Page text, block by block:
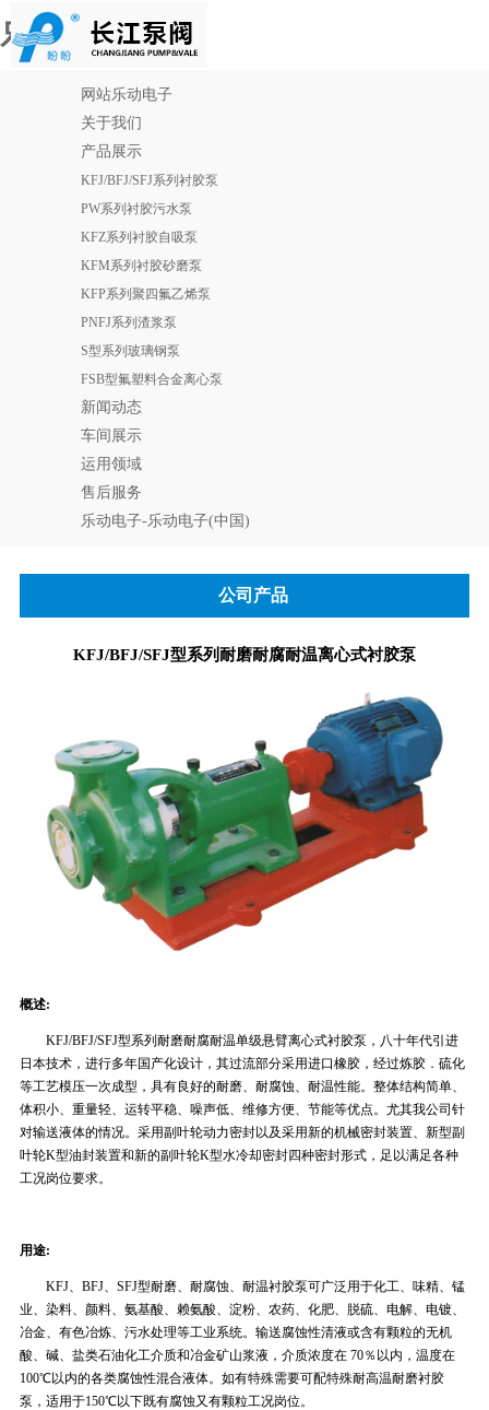
乐动电子
网站乐动电子
关于我们
产品展示
KFJ/BFJ/SFJ系列衬胶泵
PW系列衬胶污水泵
KFZ系列衬胶自吸泵
KFM系列衬胶砂磨泵
KFP系列聚四氟乙烯泵
PNFJ系列渣浆泵
S型系列玻璃钢泵
FSB型氟塑料合金离心泵
新闻动态
车间展示
运用领域
售后服务
乐动电子-乐动电子(中国)
公司产品
KFJ/BFJ/SFJ型系列耐磨耐腐耐温离心式衬胶泵
概述:
KFJ/BFJ/SFJ型系列耐磨耐腐耐温单级悬臂离心式衬胶泵，八十年代引进
日本技术，进行多年国产化设计，其过流部分采用进口橡胶，经过炼胶．硫化
等工艺模压一次成型，具有良好的耐磨、耐腐蚀、耐温性能。整体结构简单、
体积小、重量轻、运转平稳、噪声低、维修方便、节能等优点。尤其我公司针
对输送液体的情况。采用副叶轮动力密封以及采用新的机械密封装置、新型副
叶轮K型油封装置和新的副叶轮K型水冷却密封四种密封形式，足以满足各种
工况岗位要求。
用途:
KFJ、BFJ、SFJ型耐磨、耐腐蚀、耐温衬胶泵可广泛用于化工、味精、锰
业、染料、颜料、氨基酸、赖氨酸、淀粉、农药、化肥、脱硫、电解、电镀、
冶金、有色冶炼、污水处理等工业系统。输送腐蚀性清液或含有颗粒的无机
酸、碱、盐类石油化工介质和冶金矿山浆液，介质浓度在 70％以内，温度在
100℃以内的各类腐蚀性混合液体。如有特殊需要可配特殊耐高温耐磨衬胶
泵，适用于150℃以下既有腐蚀又有颗粒工况岗位。